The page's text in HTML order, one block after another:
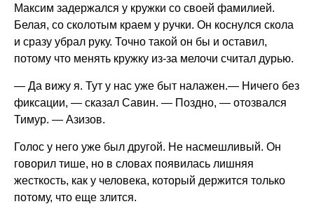
Максим задержался у кружки со своей фамилией.
Белая, со сколотым краем у ручки. Он коснулся скола
и сразу убрал руку. Точно такой он бы и оставил,
потому что менять кружку из-за мелочи считал дурью.
— Да вижу я. Тут у нас уже быт налажен.— Ничего без
фиксации, — сказал Савин. — Поздно, — отозвался
Тимур. — Азизов.
Голос у него уже был другой. Не насмешливый. Он
говорил тише, но в словах появилась лишняя
жесткость, как у человека, который держится только
потому, что еще злится.